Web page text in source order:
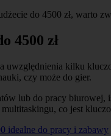
do 4500 zł, warto
4500 zł
uwzględnienia kilku
czy może do gier.
lub do pracy
co jest
idealne do pracy i zabawy